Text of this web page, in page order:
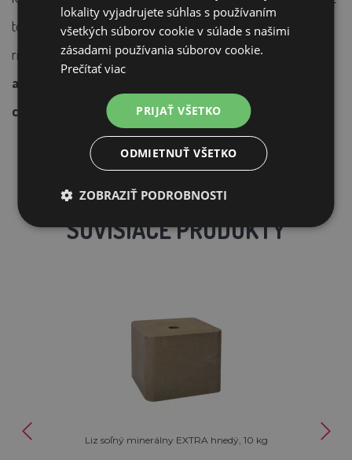
toho, aby museli premýšľať o neustálom dolievaní alebo
riziku zamrznutia.Je vhodná na použitie na pastvinách
alebo vo výbehoch a ponúka vynikajúci pomer medzi
cenou a kvalitou.
SÚVISIACE PRODUKTY
Liz soľný minerálny EXTRA hnedý, 10 kg
lokality vyjadrujete súhlas s používaním
všetkých súborov cookie v súlade s našimi
zásadami používania súborov cookie.
Prečítať viac
PRIJAŤ VŠETKO
ODMIETNUŤ VŠETKO
ZOBRAZIŤ PODROBNOSTI